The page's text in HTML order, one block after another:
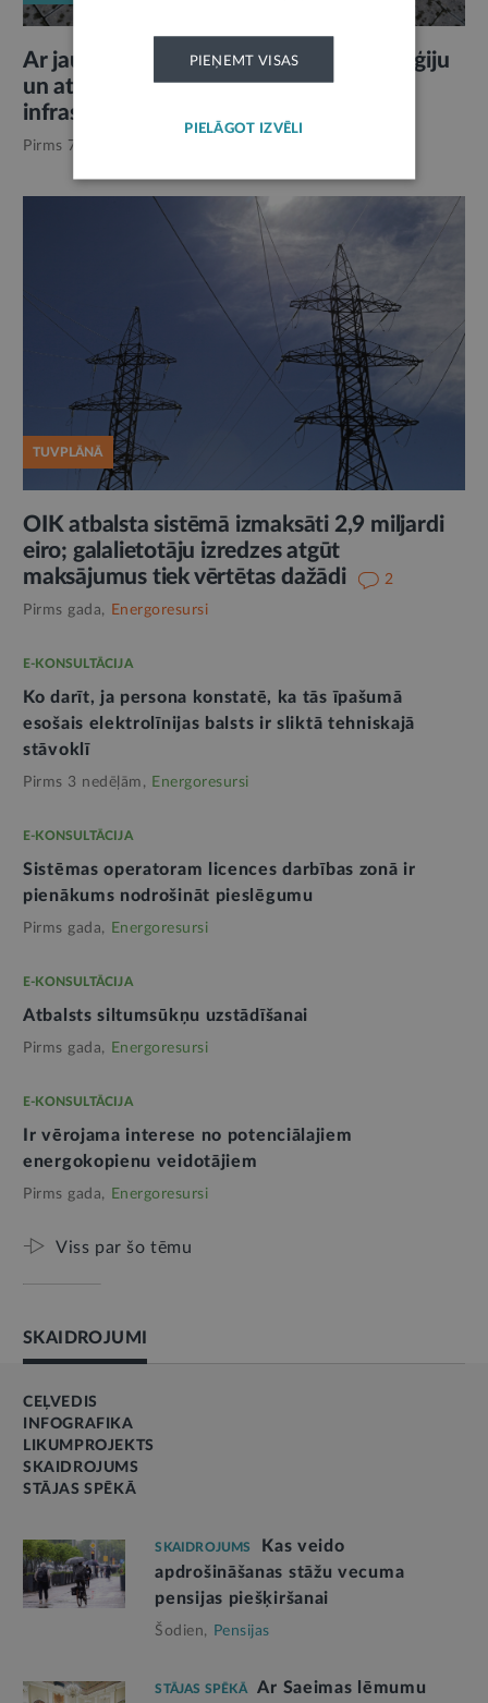
Ar jaunu likumu zaļinās transporta enerģiju
un attīstīs alternatīvās degvielas
infrastruktūru
Pirms 7 mēnešiem,
TUVPLĀNĀ
OIK atbalsta sistēmā izmaksāti 2,9 miljardi
eiro; galalietotāju izredzes atgūt
maksājumus tiek vērtētas dažādi
2
Pirms gada, Energoresursi
E-KONSULTĀCIJA
Ko darīt, ja persona konstatē, ka tās īpašumā
esošais elektrolīnijas balsts ir sliktā tehniskajā
stāvoklī
Pirms 3 nedēļām, Energoresursi
E-KONSULTĀCIJA
Sistēmas operatoram licences darbības zonā ir
pienākums nodrošināt pieslēgumu
Pirms gada, Energoresursi
E-KONSULTĀCIJA
Atbalsts siltumsūkņu uzstādīšanai
Pirms gada, Energoresursi
E-KONSULTĀCIJA
Ir vērojama interese no potenciālajiem
energokopienu veidotājiem
Pirms gada, Energoresursi
Viss par šo tēmu
SKAIDROJUMI
CEĻVEDIS
INFOGRAFIKA
LIKUMPROJEKTS
SKAIDROJUMS
STĀJAS SPĒKĀ
SKAIDROJUMS
Kas veido
apdrošināšanas stāžu vecuma
pensijas piešķiršanai
Šodien, Pensijas
STĀJAS SPĒKĀ Ar Saeimas lēmumu
PIEŅEMT VISAS
PIELĀGOT IZVĒLI